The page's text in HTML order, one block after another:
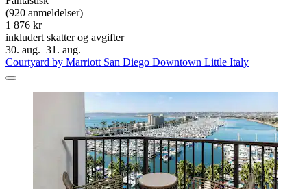
(920 anmeldelser)
1 876 kr
inkludert skatter og avgifter
30. aug.–31. aug.
Courtyard by Marriott San Diego Downtown Little Italy